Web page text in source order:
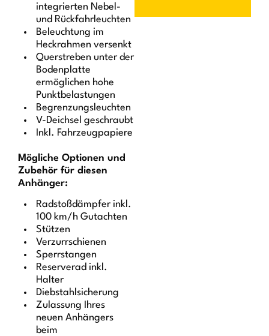
integrierten Nebel-
und Rückfahrleuchten
Beleuchtung im
Heckrahmen versenkt
Querstreben unter der
Bodenplatte
ermöglichen hohe
Punktbelastungen
Begrenzungsleuchten
V-Deichsel geschraubt
Inkl. Fahrzeugpapiere
Mögliche Optionen und
Zubehör für diesen
Anhänger:
Radstoßdämpfer inkl.
100 km/h Gutachten
Stützen
Verzurrschienen
Sperrstangen
Reserverad inkl.
Halter
Diebstahlsicherung
Zulassung Ihres
neuen Anhängers
beim